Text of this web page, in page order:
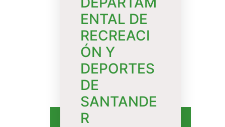
ENTAL DE
RECREACI
ÓN Y
DEPORTES
DE
SANTANDE
R